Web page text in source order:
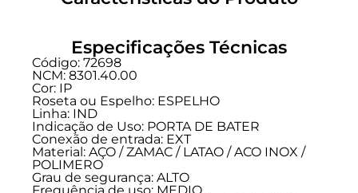
Especificações Técnicas
Código: 72698
NCM: 8301.40.00
Cor: IP
Roseta ou Espelho: ESPELHO
Linha: IND
Indicação de Uso: PORTA DE BATER
Conexão de entrada: EXT
Material: AÇO / ZAMAC / LATAO / ACO INOX /
POLIMERO
Grau de segurança: ALTO